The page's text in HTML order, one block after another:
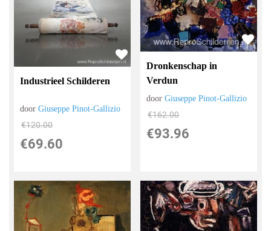
Industrieel Schilderen
doorGiuseppe Pinot-Gallizio
€120.00
€69.60
Dronkenschap in
Verdun
doorGiuseppe Pinot-Gallizio
€162.00
€93.96